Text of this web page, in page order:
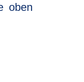
oben